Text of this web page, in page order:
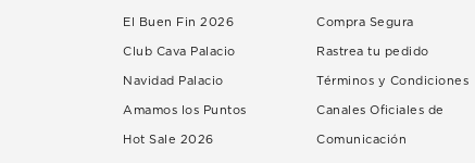
El Buen Fin 2026
Club Cava Palacio
Navidad Palacio
Amamos los Puntos
Hot Sale 2026
Compra Segura
Rastrea tu pedido
Términos y Condiciones
Canales Oficiales de
Comunicación